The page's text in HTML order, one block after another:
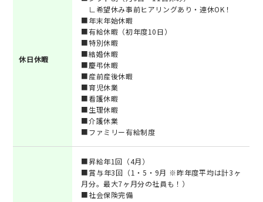
休日休暇
∟希望休み事前ヒアリングあり・連休OK！
■年末年始休暇
■有給休暇（初年度10日）
■特別休暇
■結婚休暇
■慶弔休暇
■産前産後休暇
■育児休業
■看護休暇
■生理休暇
■介護休業
■ファミリー有給制度
■昇給年1回（4月）
■賞与年3回（1・5・9月 ※昨年度平均は計3ヶ
月分。最大7ヶ月分の社員も！）
■社会保険完備